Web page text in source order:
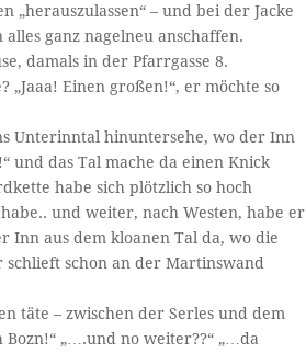
– und bei der Jacke
ganz nagelneu anschaffen.
damals in der Pfarrgasse 8.
Einen großen!“, er möchte so
Unterinntal hinuntersehe, wo der Inn
und das Tal mache da einen Knick
habe sich plötzlich so hoch
und weiter, nach Westen, habe er
Inn aus dem kloanen Tal da, wo die
schon an der Martinswand
täte – zwischen der Serles und dem
„….und no weiter??“ „…da